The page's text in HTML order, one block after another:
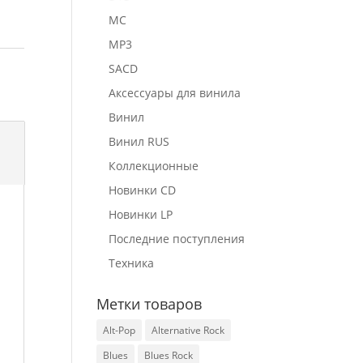
MC
MP3
SACD
Аксессуары для винила
Винил
Винил RUS
Коллекционные
Новинки CD
Новинки LP
Последние поступления
Техника
Метки товаров
Alt-Pop
Alternative Rock
Blues
Blues Rock